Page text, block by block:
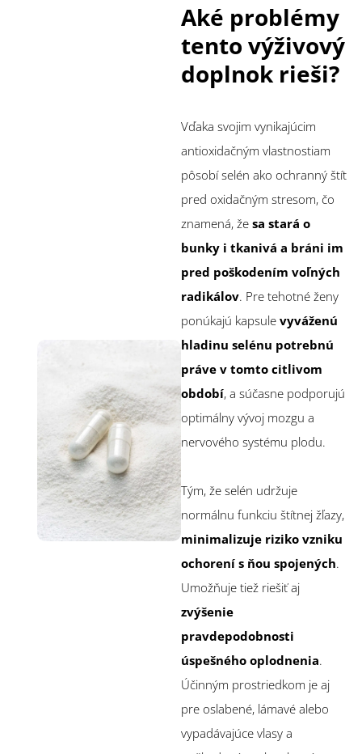
Aké problémy
tento výživový
doplnok rieši?
Vďaka svojim vynikajúcim
antioxidačným vlastnostiam
pôsobí selén ako ochranný štít
pred oxidačným stresom, čo
znamená, že sa stará o
bunky i tkanivá a bráni im
pred poškodením voľných
radikálov. Pre tehotné ženy
ponúkajú kapsule vyváženú
hladinu selénu potrebnú
práve v tomto citlivom
období, a súčasne podporujú
optimálny vývoj mozgu a
nervového systému plodu.
Tým, že selén udržuje
normálnu funkciu štítnej žľazy,
minimalizuje riziko vzniku
ochorení s ňou spojených.
Umožňuje tiež riešiť aj
zvýšenie
pravdepodobnosti
úspešného oplodnenia.
Účinným prostriedkom je aj
pre oslabené, lámavé alebo
vypadávajúce vlasy a